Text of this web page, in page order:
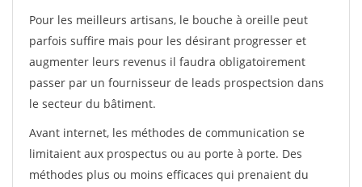
Pour les meilleurs artisans, le bouche à oreille peut
parfois suffire mais pour les désirant progresser et
augmenter leurs revenus il faudra obligatoirement
passer par un fournisseur de leads prospectsion dans
le secteur du bâtiment.
Avant internet, les méthodes de communication se
limitaient aux prospectus ou au porte à porte. Des
méthodes plus ou moins efficaces qui prenaient du